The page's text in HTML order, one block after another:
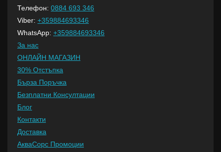
Телефон: 0884 693 346
Viber: +359884693346
WhatsApp: +359884693346
За нас
ОНЛАЙН МАГАЗИН
30% Отстъпка
Бърза Поръчка
Безплатни Консултации
Блог
Контакти
Доставка
АкваСорс Промоции